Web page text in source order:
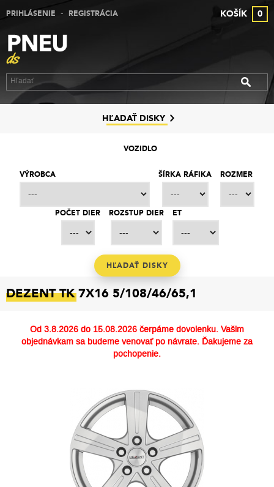
PRIHLÁSENIE - REGISTRÁCIA KOŠÍK 0
VÝPREDAJ PNEUMATÍK
VÝPREDAJ ALU DISKOV
VÝPREDAJ PLECHOVÝCH DISKOV
KONTAKT
HĽADAŤ DISKY
VOZIDLO
VÝROBCA ŠÍRKA RÁFIKA ROZMER
POČET DIER ROZSTUP DIER ET
DEZENT TK 7X16 5/108/46/65,1
Od 3.8.2026 do 15.08.2026 čerpáme dovolenku. Vašim
objednávkam sa budeme venovať po návrate. Ďakujeme za
pochopenie.